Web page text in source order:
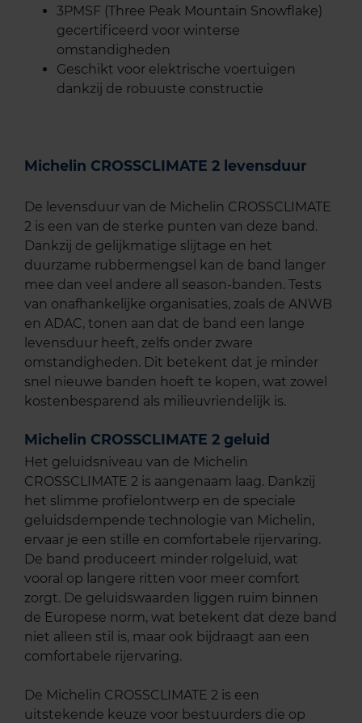
3PMSF (Three Peak Mountain Snowflake)
gecertificeerd voor winterse
omstandigheden
Geschikt voor elektrische voertuigen
dankzij de robuuste constructie
Michelin CROSSCLIMATE 2 levensduur
De levensduur van de Michelin CROSSCLIMATE
2 is een van de sterke punten van deze band.
Dankzij de gelijkmatige slijtage en het
duurzame rubbermengsel kan de band langer
mee dan veel andere all season-banden. Tests
van onafhankelijke organisaties, zoals de ANWB
en ADAC, tonen aan dat de band een lange
levensduur heeft, zelfs onder zware
omstandigheden. Dit betekent dat je minder
snel nieuwe banden hoeft te kopen, wat zowel
kostenbesparend als milieuvriendelijk is.
Michelin CROSSCLIMATE 2 geluid
Het geluidsniveau van de Michelin
CROSSCLIMATE 2 is aangenaam laag. Dankzij
het slimme profielontwerp en de speciale
geluidsdempende technologie van Michelin,
ervaar je een stille en comfortabele rijervaring.
De band produceert minder rolgeluid, wat
vooral op langere ritten voor meer comfort
zorgt. De geluidswaarden liggen ruim binnen
de Europese norm, wat betekent dat deze band
niet alleen stil is, maar ook bijdraagt aan een
comfortabele rijervaring.
De Michelin CROSSCLIMATE 2 is een
uitstekende keuze voor bestuurders die op